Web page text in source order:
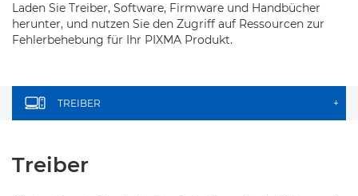
Laden Sie Treiber, Software, Firmware und Handbücher
herunter, und nutzen Sie den Zugriff auf Ressourcen zur
Fehlerbehebung für Ihr PIXMA Produkt.
TREIBER +
Treiber